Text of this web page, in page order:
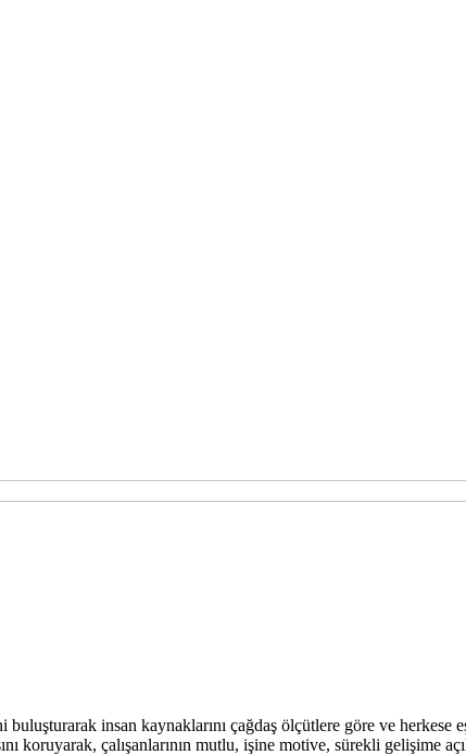
insan kaynaklarını çağdaş ölçütlere göre ve herkese
koruyarak, çalışanlarının mutlu, işine motive, sürekli gelişime